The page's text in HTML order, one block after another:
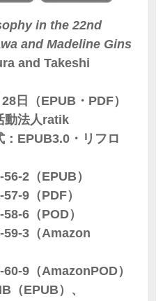
in the 22nd
and Madeline Gins
and Takeshi
日（EPUB・PDF）
動法人ratik
EPUB3.0・リフロ
2（EPUB）
9（PDF）
6（POD）
59-3（Amazon
9（AmazonPOD）
（EPUB）、